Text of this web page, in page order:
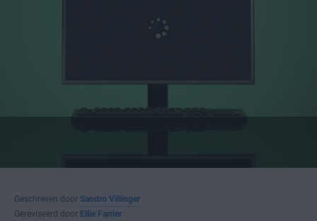
Geschreven door Sandro Villinger
Gereviseerd door Ellie Farrier